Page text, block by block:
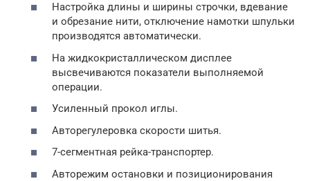
Настройка длины и ширины строчки, вдевание
и обрезание нити, отключение намотки шпульки
производятся автоматически.
На жидкокристаллическом дисплее
высвечиваются показатели выполняемой
операции.
Усиленный прокол иглы.
Авторегулеровка скорости шитья.
7-сегментная рейка-транспортер.
Авторежим остановки и позиционирования